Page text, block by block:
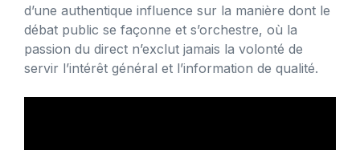
d’une authentique influence sur la manière dont le
débat public se façonne et s’orchestre, où la
passion du direct n’exclut jamais la volonté de
servir l’intérêt général et l’information de qualité.